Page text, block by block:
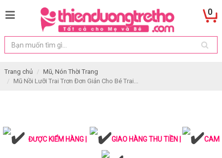
0
Trang chủ
Mũ, Nón Thời Trang
Mũ Nồi Lưỡi Trai Trơn Đơn Giản Cho Bé Trai...
ĐƯỢC KIỂM HÀNG | GIAO HÀNG THU TIỀN | CAM